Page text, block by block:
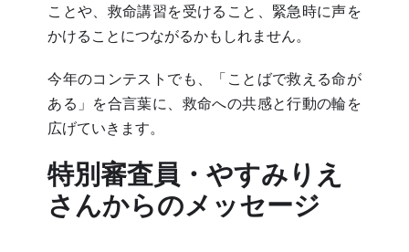
ことや、救命講習を受けること、緊急時に声を
かけることにつながるかもしれません。
今年のコンテストでも、「ことばで救える命が
ある」を合言葉に、救命への共感と行動の輪を
広げていきます。
特別審査員・やすみりえ
さんからのメッセージ